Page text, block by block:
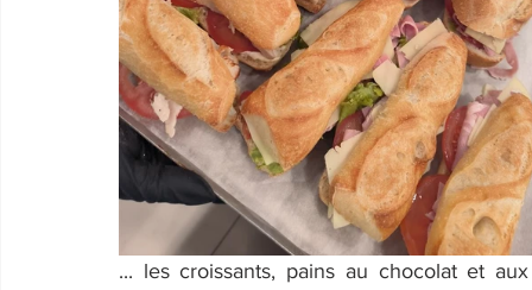
... les croissants, pains au chocolat et